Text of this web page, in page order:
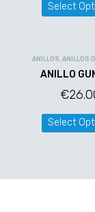
Select
ANILLOS, ANILLOS
ANILLO
€
Select